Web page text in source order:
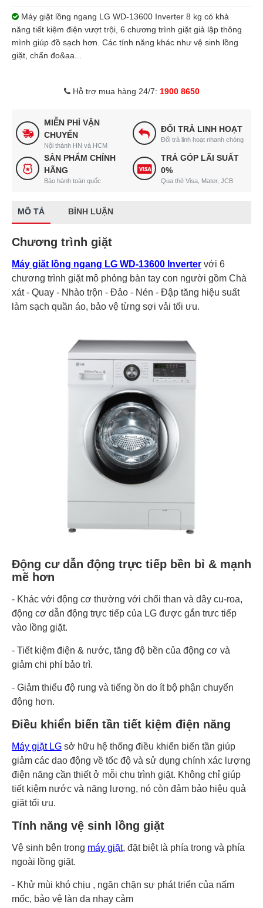
Máy giặt lồng ngang LG WD-13600 Inverter 8 kg có khả
năng tiết kiệm điện vượt trội, 6 chương trình giặt giả lập thông
mình giúp đồ sạch hơn. Các tính năng khác như vệ sinh lồng
giặt, chẩn đo&aa...
Hỗ trợ mua hàng 24/7: 1900 8650
MIỄN PHÍ VẬN
CHUYỂN
Nội thành HN và HCM
ĐỔI TRẢ LINH HOẠT
Đổi trả linh hoạt nhanh chóng
SẢN PHẨM CHÍNH
HÃNG
Bảo hành toàn quốc
TRẢ GÓP LÃI SUẤT
0%
Qua thẻ Visa, Mater, JCB
MÔ TẢ BÌNH LUẬN
Chương trình giặt
Máy giặt lồng ngang LG WD-13600 Inverter với 6
chương trình giặt mô phỏng bàn tay con người gồm Chà
xát - Quay - Nhào trộn - Đảo - Nén - Đập tăng hiệu suất
làm sạch quần áo, bảo vệ từng sợi vải tối ưu.
Động cư dẫn động trực tiếp bền bỉ & mạnh
mẽ hơn
- Khác với động cơ thường với chổi than và dây cu-roa,
động cơ dẫn động trực tiếp của LG được gắn trưc tiếp
vào lồng giặt.
- Tiết kiệm điện & nước, tăng độ bền của động cơ và
giảm chi phí bảo trì.
- Giảm thiểu độ rung và tiếng ồn do ít bộ phận chuyển
động hơn.
Điều khiển biến tần tiết kiệm điện năng
Máy giặt LG sở hữu hệ thống điều khiển biến tần giúp
giảm các dao động về tốc độ và sử dụng chính xác lượng
điện năng cần thiết ở mỗi chu trình giặt. Không chỉ giúp
tiết kiệm nước và năng lượng, nó còn đảm bảo hiệu quả
giặt tối ưu.
Tính năng vệ sinh lồng giặt
Vệ sinh bên trong máy giặt, đặt biệt là phía trong và phía
ngoài lồng giặt.
- Khử mùi khó chịu , ngăn chặn sự phát triển của nấm
mốc, bảo vệ làn da nhạy cảm